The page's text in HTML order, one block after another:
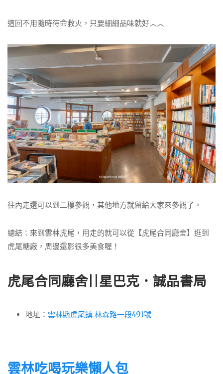
這回不用隨時待命救火，只要細細品味就好︿︿
往內走還可以到二樓參觀，其他地方就留給大家來參觀了。
總結：來到雲林虎尾，用走的就可以從【虎尾合同廳舍】逛到
虎尾糖廠，周邊還影很多美食喔！
虎尾合同廳舍||星巴克．誠品書局
地址： 雲林縣虎尾鎮 林森路一段491號
雲林吃喝玩樂懶人包